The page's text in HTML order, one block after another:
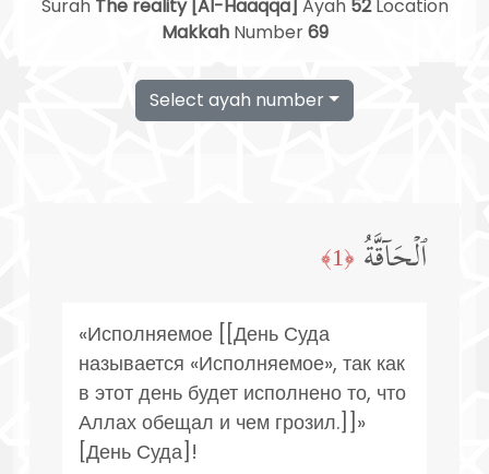
Surah The reality [Al-Haaqqa] Ayah 52Location
MakkahNumber69
Select ayah number
ٱلۡحَاۤقَّةُ ﴿1﴾
«Исполняемое [[День Суда
называется «Исполняемое», так как
в этот день будет исполнено то, что
Аллах обещал и чем грозил.]]»
[День Суда]!